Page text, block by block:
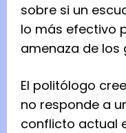
sobre si un
lo más efectivo
amenaza de los
El politólogo
no responde a
conflicto actual